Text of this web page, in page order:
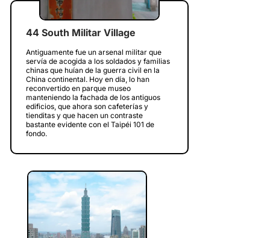
44 South Militar Village
Antiguamente fue un arsenal militar que
servía de acogida a los soldados y familias
chinas que huían de la guerra civil en la
China continental. Hoy en día, lo han
reconvertido en parque museo
manteniendo la fachada de los antiguos
edificios, que ahora son cafeterías y
tienditas y que hacen un contraste
bastante evidente con el Taipéi 101 de
fondo.